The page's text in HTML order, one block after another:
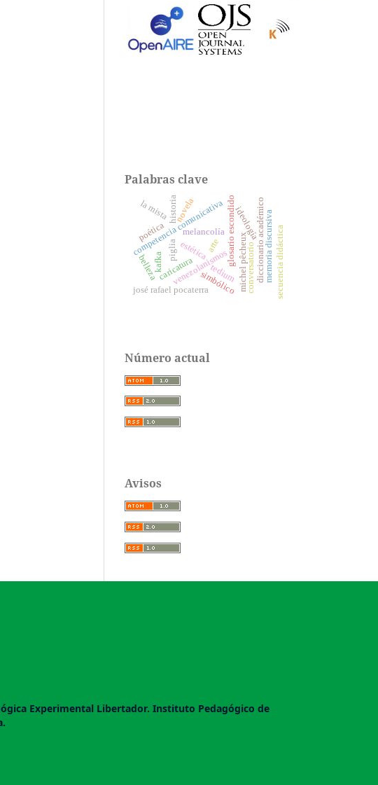
Palabras clave
glosario escondido
competencia comunicativa ideología
venezolanismos diccionario académico
estética
melancolía
tedium
novela
josé rafael pocaterra michel pêcheux
caricatura memoria discursiva
piglia
kafka
poética secuencia didáctica
conversatorio
belleza
simbólico
historia
arte
la mista
Número actual
Avisos
Experimental Libertador. Instituto Pedagógico de